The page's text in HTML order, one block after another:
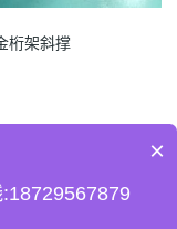
桁架斜撑
有限公司
×